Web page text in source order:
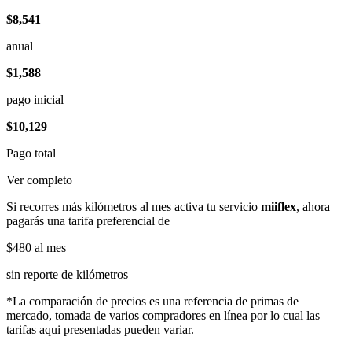
$8,541
anual
$1,588
pago inicial
$10,129
Pago total
Ver completo
Si recorres más kilómetros al mes activa tu servicio miiflex, ahora
pagarás una tarifa preferencial de
$480 al mes
sin reporte de kilómetros
*La comparación de precios es una referencia de primas de
mercado, tomada de varios compradores en línea por lo cual las
tarifas aqui presentadas pueden variar.